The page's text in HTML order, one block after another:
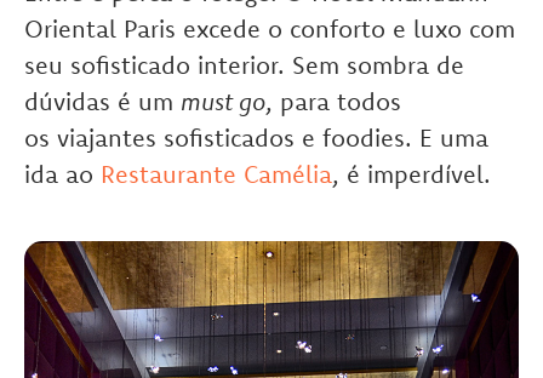
Oriental Paris excede o conforto e luxo com
seu sofisticado interior. Sem sombra de
dúvidas é um must go, para todos
os viajantes sofisticados e foodies. E uma
ida ao Restaurante Camélia, é imperdível.